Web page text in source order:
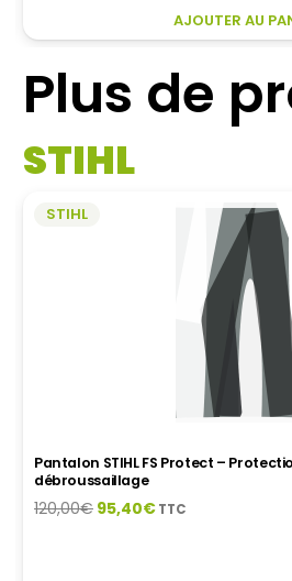
319,00€.
est :
290,00€.
AJOUTER AU
Plus de
STIHL
STIHL
Pantalon STIHL FS Protect –
débroussaillage
120,00€ Le
95,40€Le
TTC